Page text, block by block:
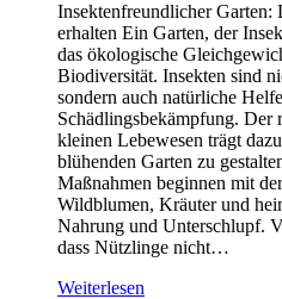
Insektenfreundlicher Garten:
erhalten Ein Garten, der
das ökologische
Biodiversität. Insekten sind
sondern auch natürliche
Schädlingsbekämpfung. Der
kleinen Lebewesen trägt
blühenden Garten zu
Maßnahmen beginnen mit
Wildblumen, Kräuter und
Nahrung und Unterschlupf.
dass Nützlinge nicht…
Weiterlesen